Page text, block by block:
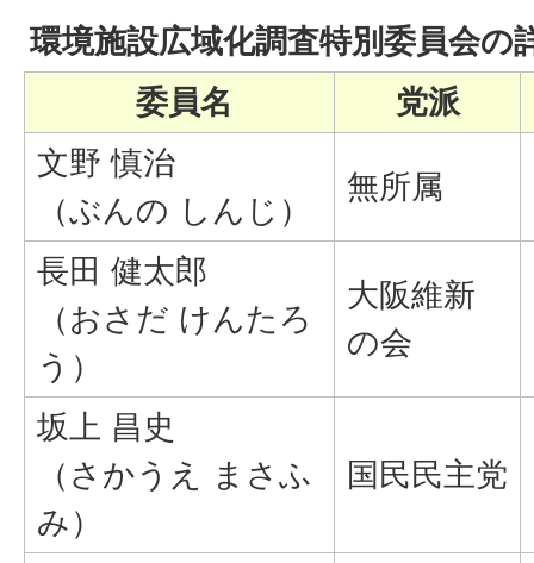
環境施設広域化調査特別委員会の
委員名
党派
文野 慎治
（ぶんの しんじ）
無所属
長田 健太郎
（おさだ けんたろ
う）
大阪維新
の会
坂上 昌史
（さかうえ まさふ
み）
国民民主党